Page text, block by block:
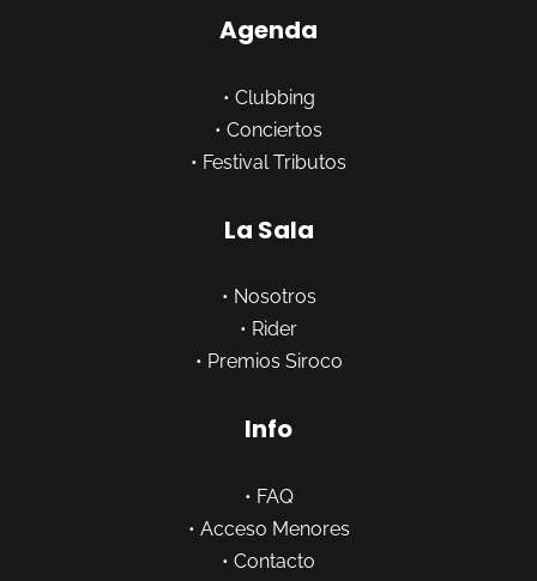
Agenda
• Clubbing
• Conciertos
• Festival Tributos
La Sala
• Nosotros
• Rider
• Premios Siroco
Info
• FAQ
• Acceso Menores
• Contacto